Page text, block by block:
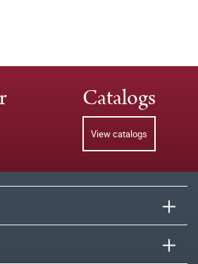
Catalogs
View catalogs